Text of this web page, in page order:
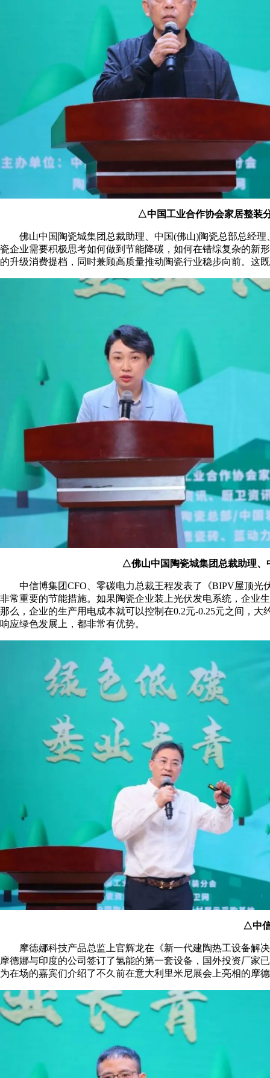
△中国工业合作协会家居整装
佛山中国陶瓷城集团总裁助理、中国(佛山)陶瓷总部总经理
瓷企业需要积极思考如何做到节能降碳，如何在错综复杂的新
的升级消费提档，同时兼顾高质量推动陶瓷行业稳步向前。这
△佛山中国陶瓷城集团总裁助理、
中信博集团CFO、零碳电力总裁王程发表了《BIPV屋顶光
非常重要的节能措施。如果陶瓷企业装上光伏发电系统，企业
那么，企业的生产用电成本就可以控制在0.2元-0.25元之间，
响应绿色发展上，都非常有优势。
△中
摩德娜科技产品总监上官辉龙在《新一代建陶热工设备解决
摩德娜与印度的公司签订了氢能的第一套设备，国外投资厂家
为在场的嘉宾们介绍了不久前在意大利里米尼展会上亮相的摩